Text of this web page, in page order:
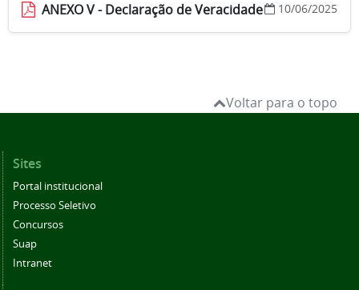
ANEXO V - Declaração de Veracidade 10/06/2025
Voltar para o topo
Sites
Portal institucional
Processo Seletivo
Concursos
Suap
Intranet